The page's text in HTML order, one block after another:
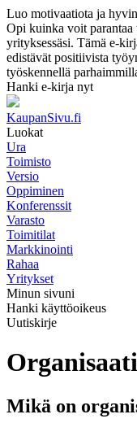
Luo motivaatiota ja
Opi kuinka voit
yrityksessäsi. Tämä e-
edistävät positiivista
työskennellä
Hanki e-kirja nyt
KaupanSivu.fi
Luokat
Ura
Toimisto
Versio
Oppiminen
Konferenssit
Varasto
Toimitilat
Markkinointi
Rahaa
Yritykset
Minun sivuni
Hanki käyttöoikeus
Uutiskirje
Mikä on